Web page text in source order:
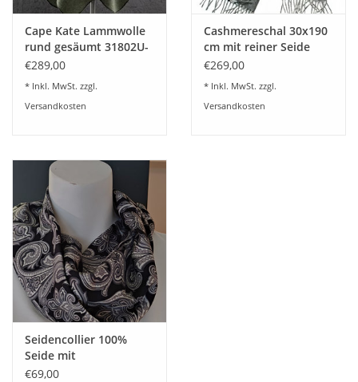
Cape Kate Lammwolle
rund gesäumt 31802U-
24 Wunschfarben
€289,00
* Inkl. MwSt. zzgl.
Versandkosten
Cashmereschal 30x190
cm mit reiner Seide
abgefüttert und
€269,00
* Inkl. MwSt. zzgl.
Versandkosten
Seidencollier 100%
Seide mit
Magnetverschluß
€69,00